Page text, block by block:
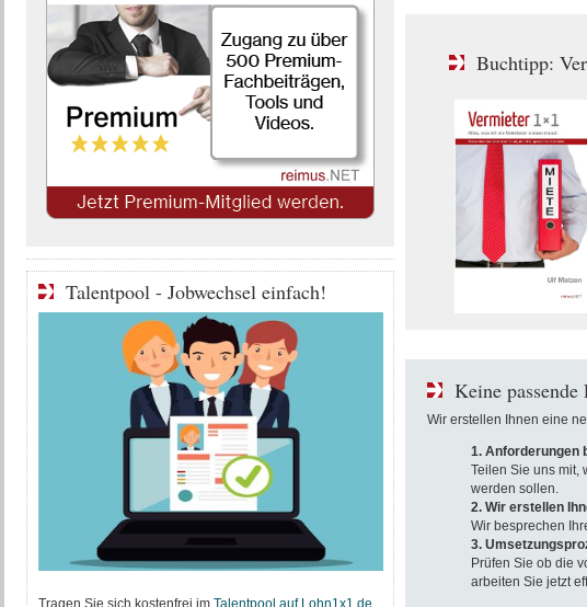
Buchtipp:
Keine
Wir erstellen Ihnen eine
1. Anforderungen
Teilen Sie uns mit,
werden sollen.
2. Wir erstellen
Wir besprechen
3.
Prüfen Sie ob die
arbeiten Sie jetzt
Talentpool - Jobwechsel einfach!
Tragen Sie sich kostenfrei im Talentpool auf Lohn1x1.de